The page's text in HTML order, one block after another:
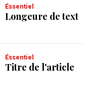
Éssentiel
Longeure de text
Éssentiel
Titre de l'article